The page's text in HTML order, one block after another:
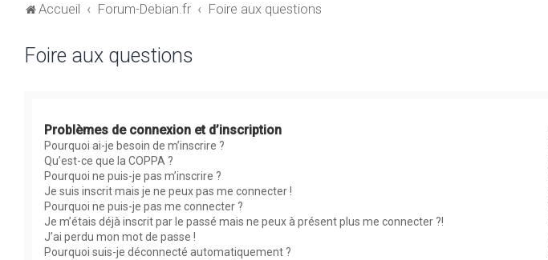
Accueil Forum-Debian.fr Foire aux questions
Foire aux questions
Problèmes de connexion et d’inscription
Pourquoi ai-je besoin de m’inscrire ?
Qu’est-ce que la COPPA ?
Pourquoi ne puis-je pas m’inscrire ?
Je suis inscrit mais je ne peux pas me connecter !
Pourquoi ne puis-je pas me connecter ?
Je m’étais déjà inscrit par le passé mais ne peux à présent plus me connecter ?!
J’ai perdu mon mot de passe !
Pourquoi suis-je déconnecté automatiquement ?